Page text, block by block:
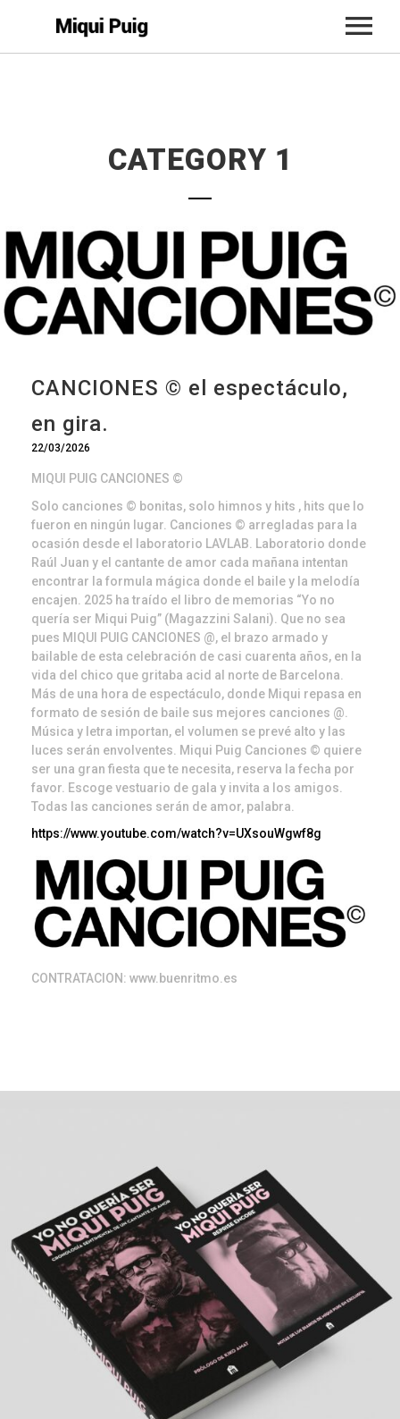
CONCIERTOS
MÚSICA
ACTUALIDAD
TIENDA
CONTACTO
CATEGORY 1
CANCIONES © el espectáculo,
en gira.
22/03/2026
MIQUI PUIG CANCIONES ©
Solo canciones © bonitas, solo himnos y hits , hits que lo
fueron en ningún lugar. Canciones © arregladas para la
ocasión desde el laboratorio LAVLAB. Laboratorio donde
Raúl Juan y el cantante de amor cada mañana intentan
encontrar la formula mágica donde el baile y la melodía
encajen. 2025 ha traído el libro de memorias “Yo no
quería ser Miqui Puig” (Magazzini Salani). Que no sea
pues MIQUI PUIG CANCIONES @, el brazo armado y
bailable de esta celebración de casi cuarenta años, en la
vida del chico que gritaba acid al norte de Barcelona.
Más de una hora de espectáculo, donde Miqui repasa en
formato de sesión de baile sus mejores canciones @.
Música y letra importan, el volumen se prevé alto y las
luces serán envolventes. Miqui Puig Canciones © quiere
ser una gran fiesta que te necesita, reserva la fecha por
favor. Escoge vestuario de gala y invita a los amigos.
Todas las canciones serán de amor, palabra.
https://www.youtube.com/watch?v=UXsouWgwf8g
CONTRATACION: www.buenritmo.es